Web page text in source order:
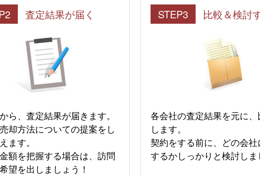
査定結果が届く
ら、査定結果が届きます。
却方法についての提案をし
ます。
額を把握する場合は、訪問
望を出しましょう！
STEP3 比較＆検討
各会社の査定結果を元に
します。
契約をする前に、どの会社
するかしっかりと検討しま